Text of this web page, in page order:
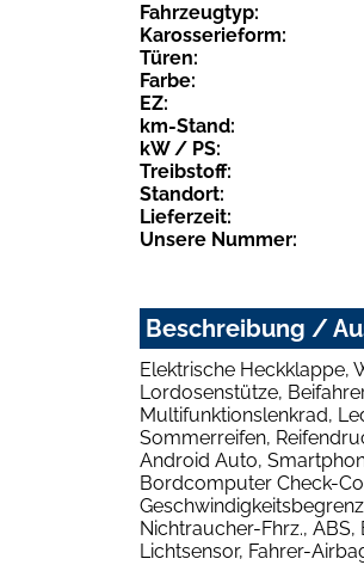
Fahrzeugtyp:
Karosserieform:
Türen:
Farbe:
EZ:
km-Stand:
kW / PS:
Treibstoff:
Standort:
Lieferzeit:
Unsere Nummer:
Beschreibung /
Elektrische Heckklappe,
Lordosenstütze,
Multifunktionslenkrad,
Sommerreifen,
Android Auto,
Bordcomputer Check-
Nichtraucher-Fhrz.,
Lichtsensor, Fahrer-